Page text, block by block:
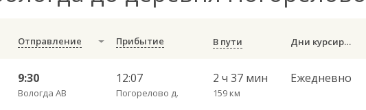
Отправление Прибытие В пути Дни курсирования
9:30
Вологда АВ
12:07
Погорелово д.
2 ч 37 мин
159 км
Ежедневно